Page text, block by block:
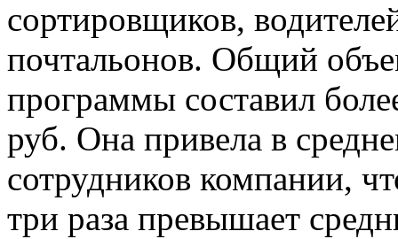
сортировщиков,
почтальонов. Общий
программы составил
руб. Она привела в
сотрудников компании,
три раза превышает